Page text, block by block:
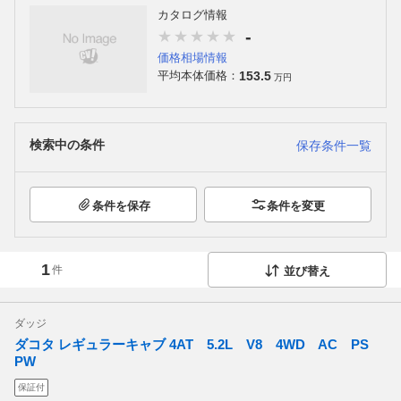
カタログ情報
-
価格相場情報
平均本体価格： 153.5 万円
検索中の条件 保存条件一覧
条件を保存 条件を変更
1件 並び替え
ダッジ
ダコタ レギュラーキャブ 4AT 5.2L V8 4WD AC PS
PW
保証付